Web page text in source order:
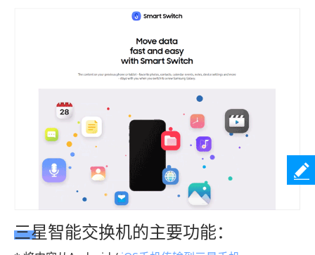
三星智能交换机的主要功能：